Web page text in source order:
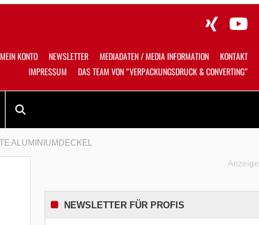
MEIN KONTO NEWSLETTER MEDIADATEN / MEDIA INFORMATION
KONTAKT
IMPRESSUM
DAS TEAM VON “VERPACKUNGSDRUCK & CONVERTING”
ALUMINIUMDECKEL
Anzeige
NEWSLETTER FÜR PROFIS